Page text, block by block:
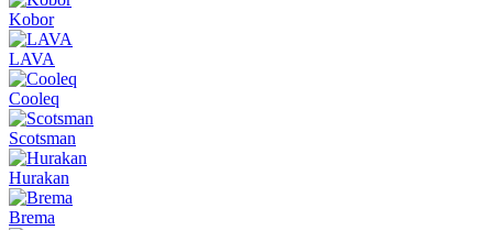
Kobor
LAVA
Cooleq
Scotsman
Hurakan
Brema